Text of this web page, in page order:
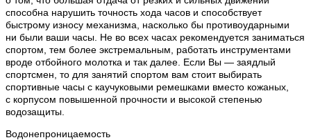
способна нарушить точность хода часов и способствует
быстрому износу механизма, насколько бы противоударными
ни были ваши часы. Не во всех часах рекомендуется заниматься
спортом, тем более экстремальным, работать инструментами
вроде отбойного молотка и так далее. Если Вы — заядлый
спортсмен, то для занятий спортом вам стоит выбирать
спортивные часы с каучуковыми ремешками вместо кожаных,
с корпусом повышенной прочности и высокой степенью
водозащиты.
Водонепроницаемость